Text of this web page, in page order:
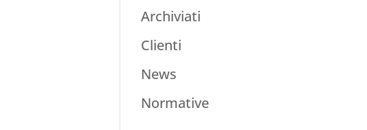
Archiviati
Clienti
News
Normative